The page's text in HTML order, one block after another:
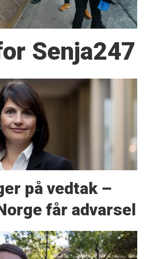
Senja247
på vedtak –
får advarsel